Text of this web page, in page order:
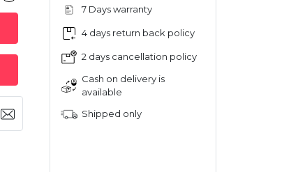
7 Days warranty
4 days return back policy
2 days cancellation policy
Cash on delivery is
available
Shipped only